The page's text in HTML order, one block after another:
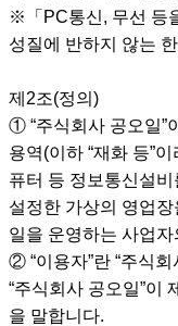
※「PC통신, 무선 등
성질에 반하지 않는
제2조(정의)
① “주식회사 공오일”
용역(이하 “재화 등”
퓨터 등 정보통신설
설정한 가상의 영업
일을 운영하는 사업
② “이용자”란 “주식
“주식회사 공오일”이
을 말합니다.